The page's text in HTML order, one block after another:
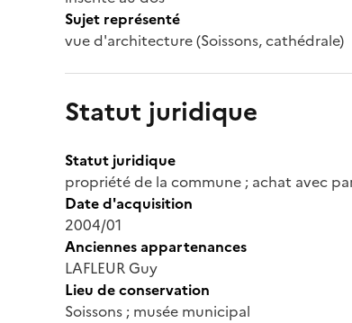
Sujet représenté
vue d'architecture (Soissons, cathédrale)
Statut juridique
Statut juridique
propriété de la commune ; achat avec
Date d'acquisition
2004/01
Anciennes appartenances
LAFLEUR Guy
Lieu de conservation
Soissons ; musée municipal